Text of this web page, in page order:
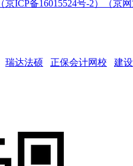
（京ICP备16015524号-2） （京
瑞达法硕 正保会计网校
建